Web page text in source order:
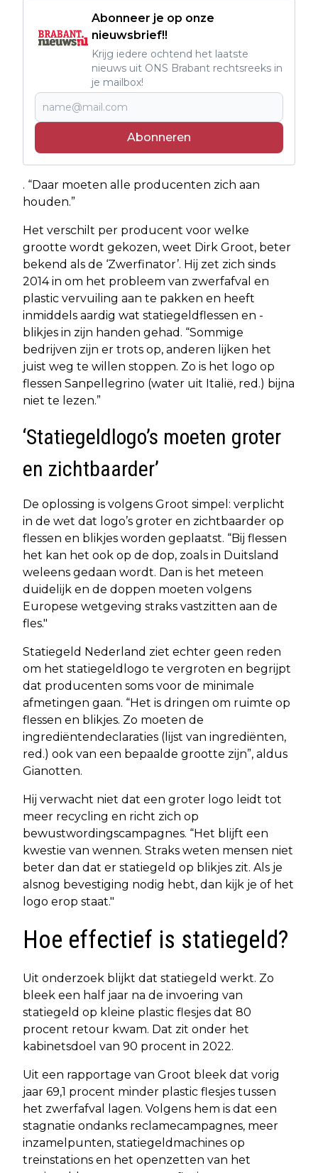
Abonneer je op onze
nieuwsbrief!!
Krijg iedere ochtend het laatste
nieuws uit ONS Brabant rechtsreeks in
je mailbox!
Abonneren
. “Daar moeten alle producenten zich aan
houden.”
Het verschilt per producent voor welke
grootte wordt gekozen, weet Dirk Groot, beter
bekend als de ‘Zwerfinator’. Hij zet zich sinds
2014 in om het probleem van zwerfafval en
plastic vervuiling aan te pakken en heeft
inmiddels aardig wat statiegeldflessen en -
blikjes in zijn handen gehad. “Sommige
bedrijven zijn er trots op, anderen lijken het
juist weg te willen stoppen. Zo is het logo op
flessen Sanpellegrino (water uit Italië, red.) bijna
niet te lezen.”
‘Statiegeldlogo’s moeten groter
en zichtbaarder’
De oplossing is volgens Groot simpel: verplicht
in de wet dat logo’s groter en zichtbaarder op
flessen en blikjes worden geplaatst. “Bij flessen
het kan het ook op de dop, zoals in Duitsland
weleens gedaan wordt. Dan is het meteen
duidelijk en de doppen moeten volgens
Europese wetgeving straks vastzitten aan de
fles."
Statiegeld Nederland ziet echter geen reden
om het statiegeldlogo te vergroten en begrijpt
dat producenten soms voor de minimale
afmetingen gaan. “Het is dringen om ruimte op
flessen en blikjes. Zo moeten de
ingrediëntendeclaraties (lijst van ingrediënten,
red.) ook van een bepaalde grootte zijn”, aldus
Gianotten.
Hij verwacht niet dat een groter logo leidt tot
meer recycling en richt zich op
bewustwordingscampagnes. “Het blijft een
kwestie van wennen. Straks weten mensen niet
beter dan dat er statiegeld op blikjes zit. Als je
alsnog bevestiging nodig hebt, dan kijk je of het
logo erop staat."
Hoe effectief is statiegeld?
Uit onderzoek blijkt dat statiegeld werkt. Zo
bleek een half jaar na de invoering van
statiegeld op kleine plastic flesjes dat 80
procent retour kwam. Dat zit onder het
kabinetsdoel van 90 procent in 2022.
Uit een rapportage van Groot bleek dat vorig
jaar 69,1 procent minder plastic flesjes tussen
het zwerfafval lagen. Volgens hem is dat een
stagnatie ondanks reclamecampagnes, meer
inzamelpunten, statiegeldmachines op
treinstations en het openzetten van het